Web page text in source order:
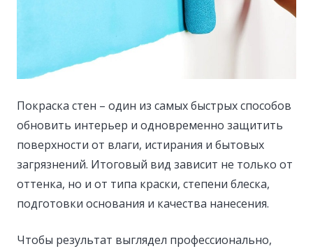
Покраска стен – один из самых быстрых способов
обновить интерьер и одновременно защитить
поверхности от влаги, истирания и бытовых
загрязнений. Итоговый вид зависит не только от
оттенка, но и от типа краски, степени блеска,
подготовки основания и качества нанесения.
Чтобы результат выглядел профессионально,